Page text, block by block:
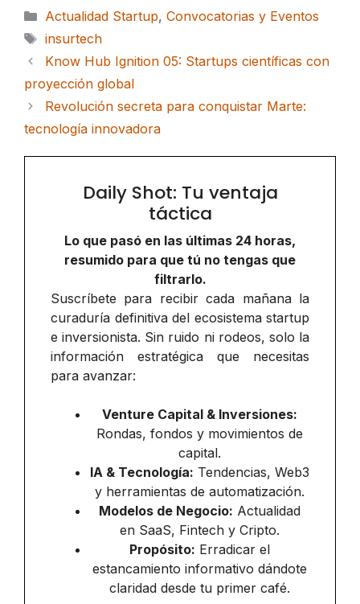
Categorías
Actualidad Startup, Convocatorias y Eventos
Etiquetas
insurtech
Know Hub Ignition 05: Startups científicas con
proyección global
Revolución secreta para conquistar Marte:
tecnología innovadora
Daily Shot: Tu ventaja
táctica
Lo que pasó en las últimas 24 horas,
resumido para que tú no tengas que
filtrarlo.
Suscríbete para recibir cada mañana la
curaduría definitiva del ecosistema startup
e inversionista. Sin ruido ni rodeos, solo la
información estratégica que necesitas
para avanzar:
Venture Capital & Inversiones:
Rondas, fondos y movimientos de
capital.
IA & Tecnología: Tendencias, Web3
y herramientas de automatización.
Modelos de Negocio: Actualidad
en SaaS, Fintech y Cripto.
Propósito: Erradicar el
estancamiento informativo dándote
claridad desde tu primer café.